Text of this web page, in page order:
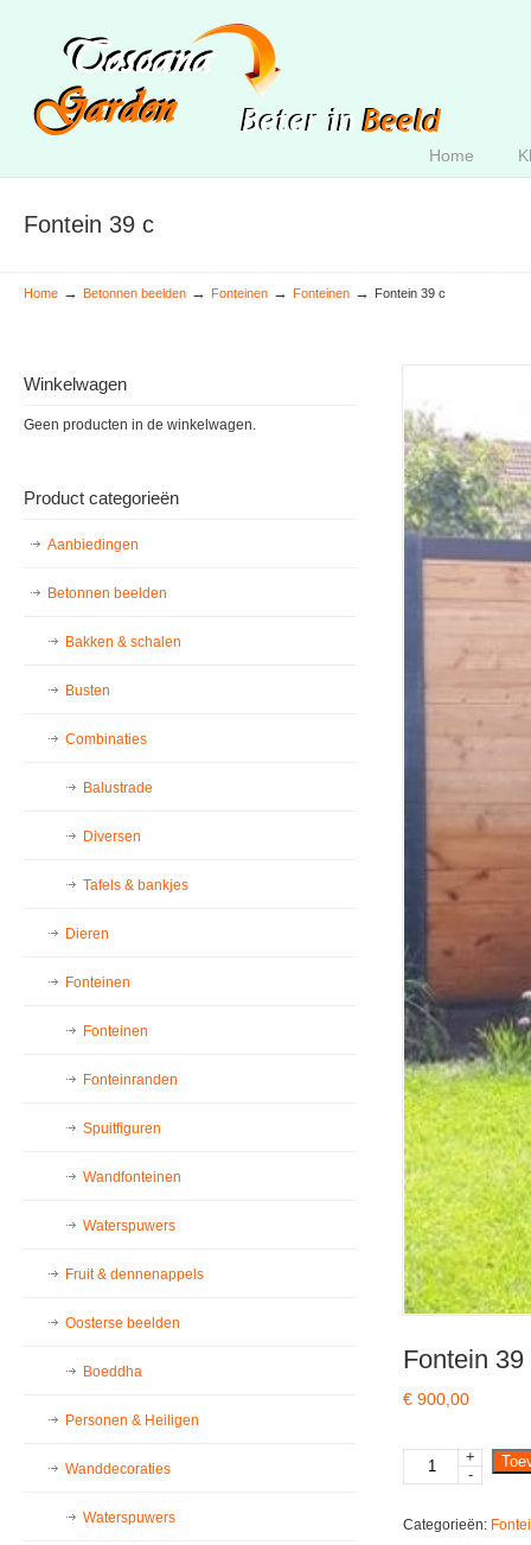
Home
Fontein 39 c
Home → Betonnen beelden → Fonteinen → Fonteinen → Fontein 39 c
Fontein 39
€ 900,00
Fontein
39
aantal
+
-
Categorieën:
Winkelwagen
Geen producten in de winkelwagen.
Product categorieën
Aanbiedingen
Betonnen beelden
Bakken & schalen
Busten
Combinaties
Balustrade
Diversen
Tafels & bankjes
Dieren
Fonteinen
Fonteinen
Fonteinranden
Spuitfiguren
Wandfonteinen
Waterspuwers
Fruit & dennenappels
Oosterse beelden
Boeddha
Personen & Heiligen
Wanddecoraties
Waterspuwers